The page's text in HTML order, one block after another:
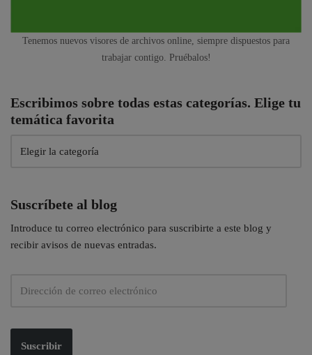
Tenemos nuevos visores de archivos online, siempre dispuestos para
trabajar contigo. Pruébalos!
Escribimos sobre todas estas categorías. Elige tu
temática favorita
Suscríbete al blog
Introduce tu correo electrónico para suscribirte a este blog y
recibir avisos de nuevas entradas.
Suscribir